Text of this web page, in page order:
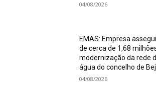
04/08/2026
EMAS: Empresa
de cerca de 1,68
modernização da rede
água do concelho de
04/08/2026